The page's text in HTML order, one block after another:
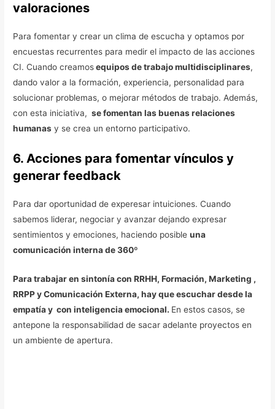
valoraciones
Para fomentar y crear un clima de escucha y optamos por
encuestas recurrentes para medir el impacto de las acciones
CI. Cuando creamosequipos de trabajo multidisciplinares,
dando valor a la formación, experiencia, personalidad para
solucionar problemas, o mejorar métodos de trabajo. Además,
con esta iniciativa, se fomentan las buenas relaciones
humanas y se crea un entorno participativo.
6. Acciones para fomentar vínculos y
generar feedback
Para dar oportunidad de experesar intuiciones. Cuando
sabemos liderar, negociar y avanzar dejando expresar
sentimientos y emociones, haciendo posibleuna
comunicación interna de 360º
Para trabajar en sintonía con RRHH, Formación, Marketing ,
RRPP y Comunicación Externa, hay que escuchar desde la
empatía y con inteligencia emocional. En estos casos, se
antepone la responsabilidad de sacar adelante proyectos en
un ambiente de apertura.